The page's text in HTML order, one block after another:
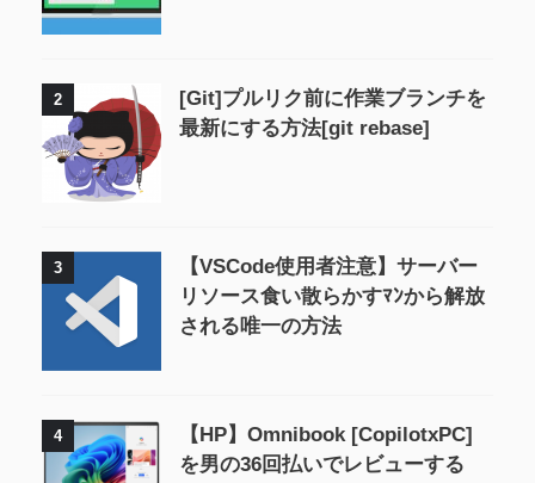
2
[Git]プルリク前に作業ブランチを
最新にする方法[git rebase]
3
【VSCode使用者注意】サーバー
リソース食い散らかすﾏﾝから解放
される唯一の方法
4
【HP】Omnibook [CopilotxPC]
を男の36回払いでレビューする